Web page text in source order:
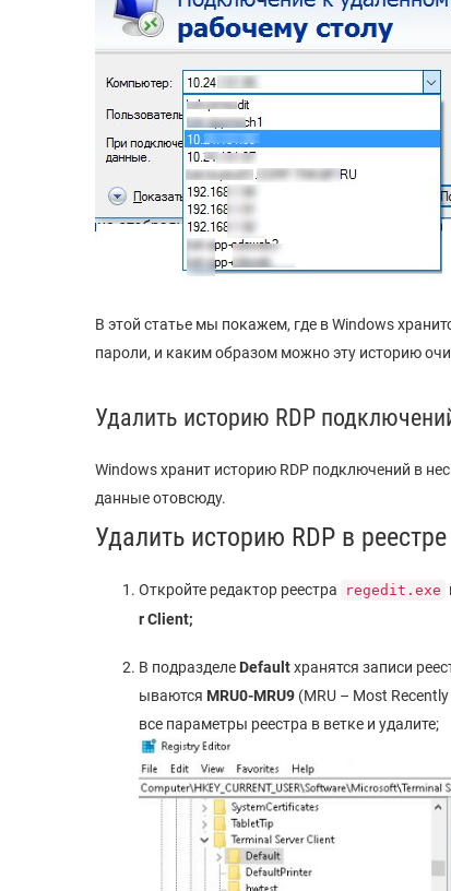
В этой статье мы покажем, где в Windows
пароли, и каким образом можно эту историю
Удалить историю RDP
Windows хранит историю RDP подключений в
данные отовсюду.
Удалить историю RDP в
Откройте редактор реестра regedit.exe
rClient;
В подразделе Defaultхранятся записи
ываются MRU0-MRU9 (MRU – Most
все параметры реестра в ветке и удалите;